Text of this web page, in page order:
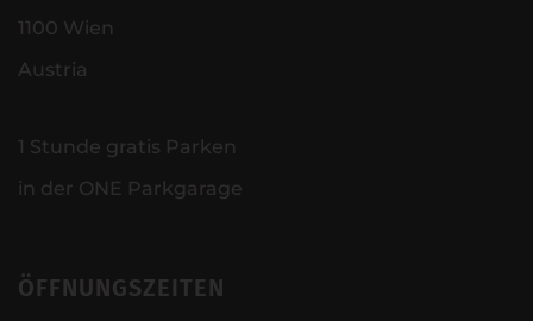
1100 Wien
Austria
1 Stunde gratis Parken
in der ONE Parkgarage
ÖFFNUNGSZEITEN